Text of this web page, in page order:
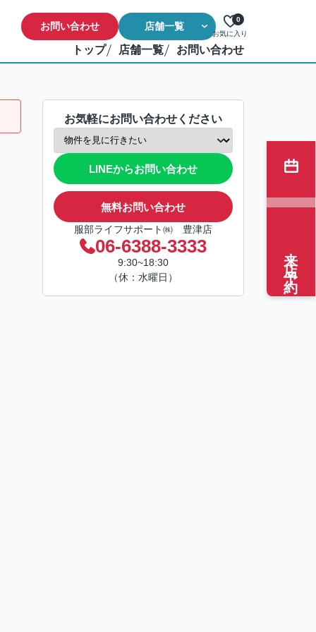
お問い合わせ 店舗一覧
お気に入り
0
トップ 店舗一覧 お問い合わせ
お気軽にお問い合わせください
LINEからお問い合わせ
無料お問い合わせ
服部ライフサポート㈱ 豊津店
06-6388-3333
9:30~18:30
（休：水曜日）
来店予約